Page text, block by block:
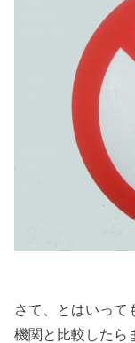
さて、とはいって
機関と比較したら